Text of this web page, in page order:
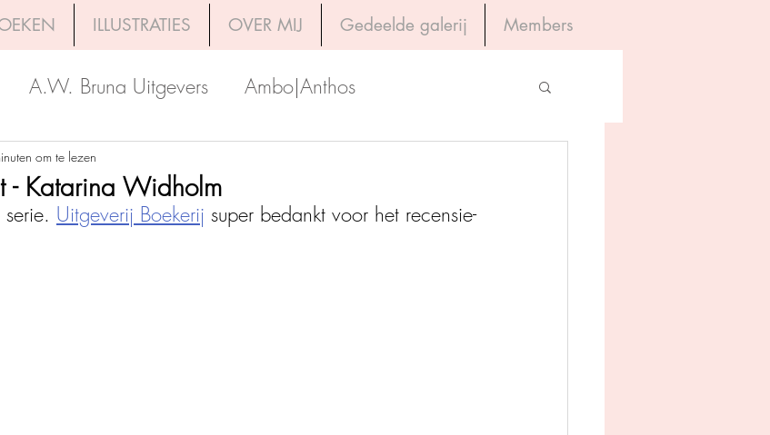
ILLUSTRATIES OVER MIJ Gedeelde galerij Members
A.W. Bruna Uitgevers Ambo|Anthos
Uitgeverij Luitingh-Sijthoff
Publishing Kosmos Uitgevers
- Katarina Widholm
om te lezen
Uitgeverij Boekerij super bedankt voor het recensie-